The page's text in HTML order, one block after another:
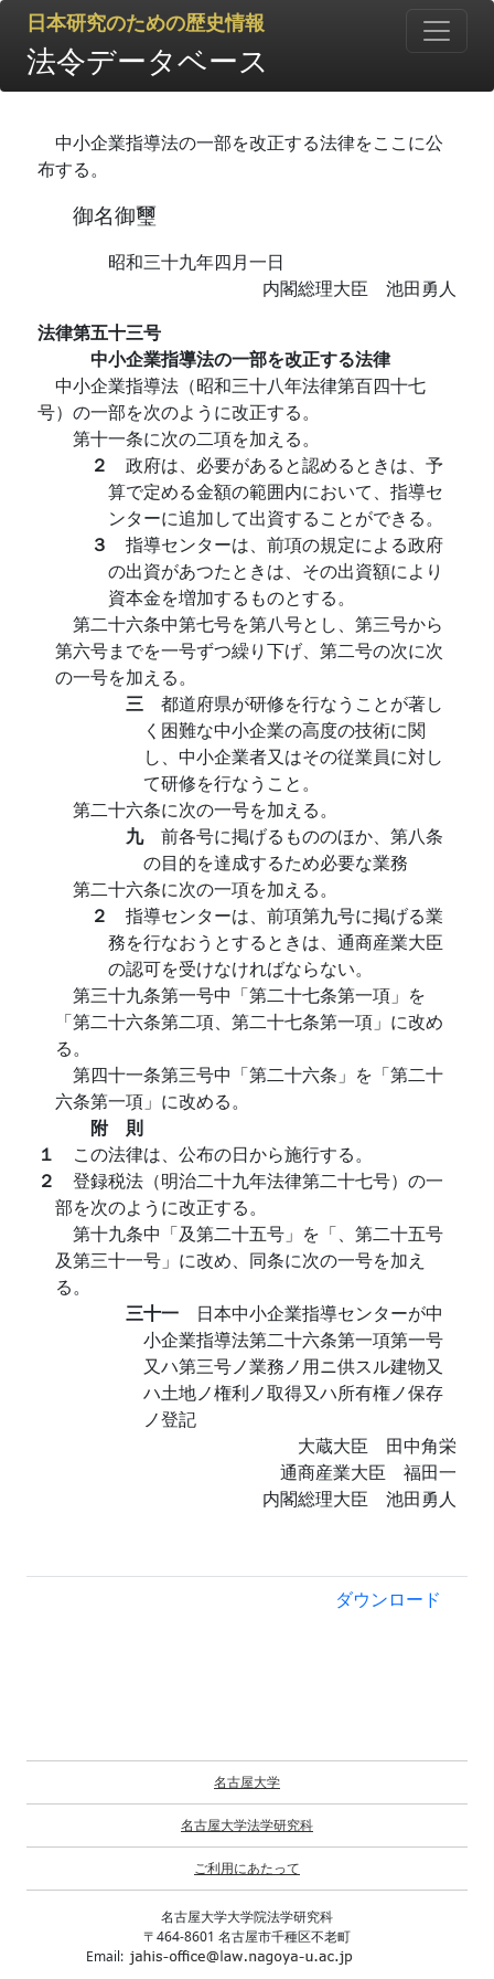
日本研究のための歴史情報
法令データベース
中小企業指導法の一部を改正する法律をここに公
布する。
御名御璽
昭和三十九年四月一日
内閣総理大臣 池田勇人
法律第五十三号
中小企業指導法の一部を改正する法律
中小企業指導法（昭和三十八年法律第百四十七
号）の一部を次のように改正する。
第十一条に次の二項を加える。
２ 政府は、必要があると認めるときは、予
算で定める金額の範囲内において、指導セ
ンターに追加して出資することができる。
３ 指導センターは、前項の規定による政府
の出資があつたときは、その出資額により
資本金を増加するものとする。
第二十六条中第七号を第八号とし、第三号から
第六号までを一号ずつ繰り下げ、第二号の次に次
の一号を加える。
三 都道府県が研修を行なうことが著し
く困難な中小企業の高度の技術に関
し、中小企業者又はその従業員に対し
て研修を行なうこと。
第二十六条に次の一号を加える。
九 前各号に掲げるもののほか、第八条
の目的を達成するため必要な業務
第二十六条に次の一項を加える。
２ 指導センターは、前項第九号に掲げる業
務を行なおうとするときは、通商産業大臣
の認可を受けなければならない。
第三十九条第一号中「第二十七条第一項」を
「第二十六条第二項、第二十七条第一項」に改め
る。
第四十一条第三号中「第二十六条」を「第二十
六条第一項」に改める。
附 則
１ この法律は、公布の日から施行する。
２ 登録税法（明治二十九年法律第二十七号）の一
部を次のように改正する。
第十九条中「及第二十五号」を「、第二十五号
及第三十一号」に改め、同条に次の一号を加え
る。
三十一 日本中小企業指導センターが中
小企業指導法第二十六条第一項第一号
又ハ第三号ノ業務ノ用ニ供スル建物又
ハ土地ノ権利ノ取得又ハ所有権ノ保存
ノ登記
大蔵大臣 田中角栄
通商産業大臣 福田一
内閣総理大臣 池田勇人
ダウンロード
名古屋大学
名古屋大学法学研究科
ご利用にあたって
名古屋大学大学院法学研究科
〒464-8601 名古屋市千種区不老町
Email: